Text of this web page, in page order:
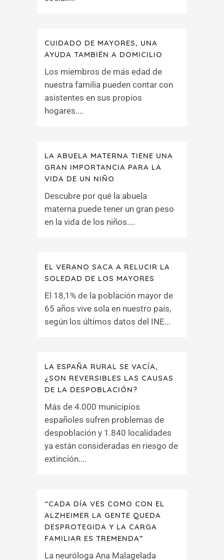
CUIDADO DE MAYORES, UNA
AYUDA TAMBIÉN A DOMICILIO
Los miembros de más edad de
nuestra familia pueden contar con
asistentes en sus propios
hogares....
LA ABUELA MATERNA TIENE UNA
GRAN IMPORTANCIA PARA LA
VIDA DE UN NIÑO
Descubre por qué la abuela
materna puede tener un gran peso
en la vida de los niños....
EL VERANO SACA A RELUCIR LA
SOLEDAD DE LOS MAYORES
El 18,1% de la población mayor de
65 años vive sola en nuestro país,
según los últimos datos del INE...
LA ESPAÑA RURAL SE VACÍA,
¿SON REVERSIBLES LAS CAUSAS
DE LA DESPOBLACIÓN?
Más de 4.000 municipios
españoles sufren problemas de
despoblación y 1.840 localidades
ya están consideradas en riesgo de
extinción....
“CADA DÍA VES COMO CON EL
ALZHEIMER LA GENTE QUEDA
DESPROTEGIDA Y LA CARGA
FAMILIAR ES TREMENDA”
La neuróloga Ana Malagelada